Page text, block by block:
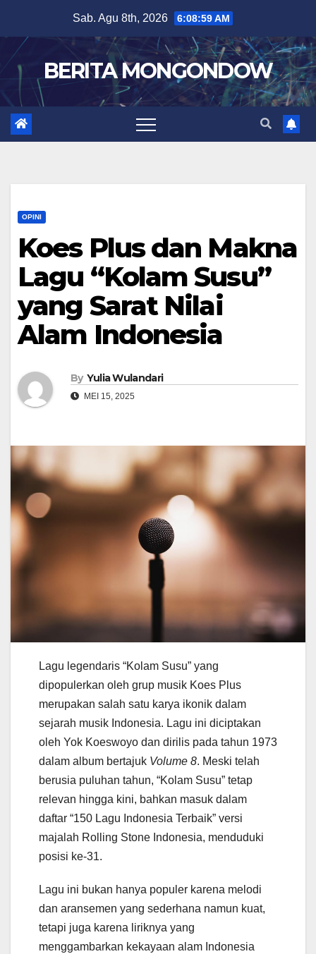
content
Sab. Agu 8th, 2026 6:09:00 AM
BERITA MONGONDOW
OPINI
Koes Plus dan Makna
Lagu “Kolam Susu”
yang Sarat Nilai
Alam Indonesia
By Yulia Wulandari
MEI 15, 2025
Lagu legendaris “Kolam Susu” yang
dipopulerkan oleh grup musik Koes Plus
merupakan salah satu karya ikonik dalam
sejarah musik Indonesia. Lagu ini diciptakan
oleh Yok Koeswoyo dan dirilis pada tahun 1973
dalam album bertajuk Volume 8. Meski telah
berusia puluhan tahun, “Kolam Susu” tetap
relevan hingga kini, bahkan masuk dalam
daftar “150 Lagu Indonesia Terbaik” versi
majalah Rolling Stone Indonesia, menduduki
posisi ke-31.
Lagu ini bukan hanya populer karena melodi
dan aransemen yang sederhana namun kuat,
tetapi juga karena liriknya yang
menggambarkan kekayaan alam Indonesia